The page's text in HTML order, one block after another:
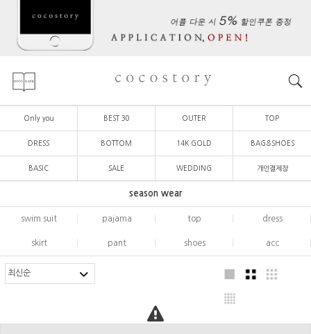
Only you BEST 30 OUTER TOP
DRESS BOTTOM 14K GOLD BAG&SHOES
BASIC SALE WEDDING 개인결제창
season wear
swim suit pajama top dress
skirt pant shoes acc